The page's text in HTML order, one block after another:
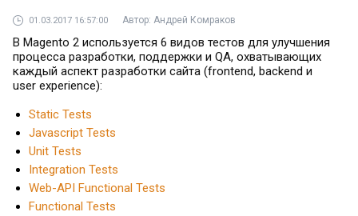
01.03.2017 16:57:00 Автор: Андрей Комраков
В Magento 2 используется 6 видов тестов для улучшения
процесса разработки, поддержки и QA, охватывающих
каждый аспект разработки сайта (frontend, backend и
user experience):
Static Tests
Javascript Tests
Unit Tests
Integration Tests
Web-API Functional Tests
Functional Tests